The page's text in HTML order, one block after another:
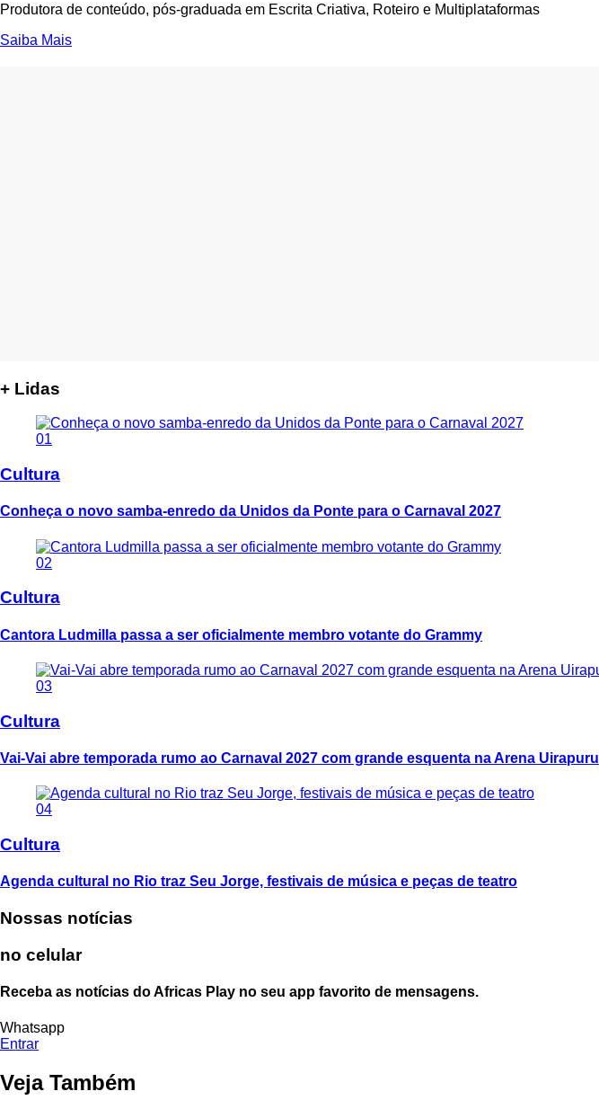
Produtora de conteúdo, pós-graduada em Escrita Criativa, Roteiro e Multiplataformas
Saiba Mais
+ Lidas
01
Cultura
Conheça o novo samba-enredo da Unidos da Ponte para o Carnaval 2027
02
Cultura
Cantora Ludmilla passa a ser oficialmente membro votante do Grammy
03
Cultura
Vai-Vai abre temporada rumo ao Carnaval 2027 com grande esquenta na Arena Uirapuru
04
Cultura
Agenda cultural no Rio traz Seu Jorge, festivais de música e peças de teatro
Nossas notícias
no celular
Receba as notícias do Africas Play no seu app favorito de mensagens.
Whatsapp
Entrar
Veja Também